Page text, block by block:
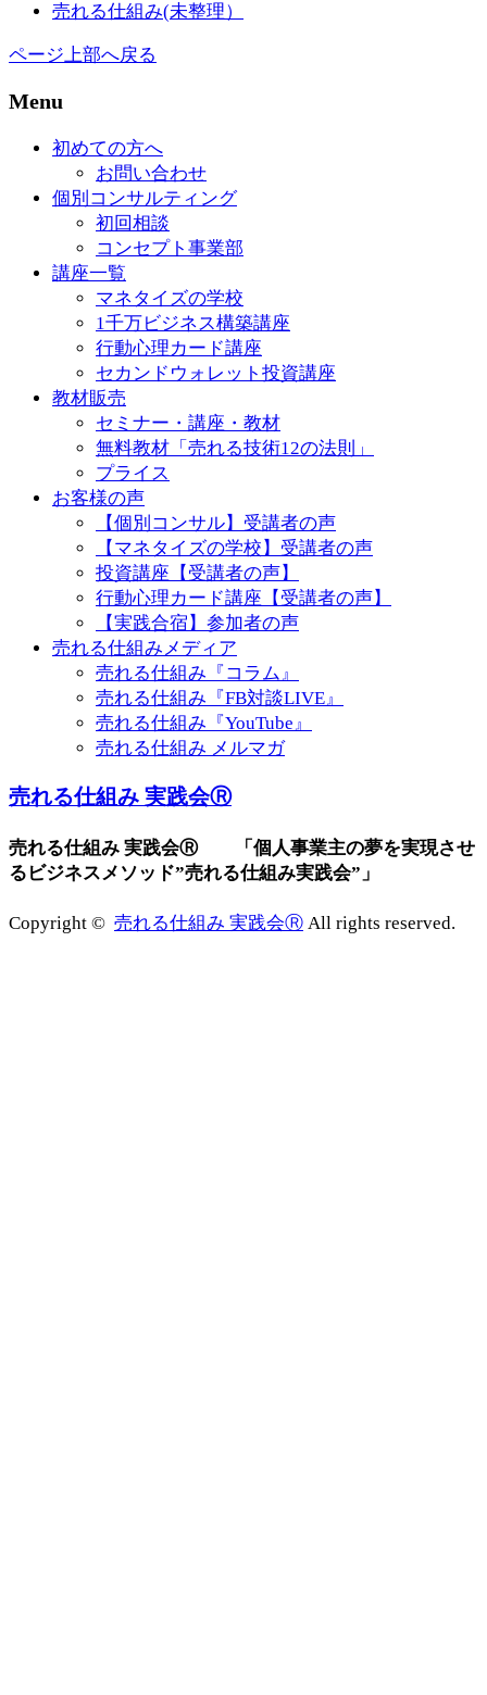
売れる仕組み(未整理）
ページ上部へ戻る
Menu
初めての方へ
お問い合わせ
個別コンサルティング
初回相談
コンセプト事業部
講座一覧
マネタイズの学校
1千万ビジネス構築講座
行動心理カード講座
セカンドウォレット投資講座
教材販売
セミナー・講座・教材
無料教材「売れる技術12の法則」
プライス
お客様の声
【個別コンサル】受講者の声
【マネタイズの学校】受講者の声
投資講座【受講者の声】
行動心理カード講座【受講者の声】
【実践合宿】参加者の声
売れる仕組みメディア
売れる仕組み『コラム』
売れる仕組み『FB対談LIVE』
売れる仕組み『YouTube』
売れる仕組み メルマガ
売れる仕組み 実践会Ⓡ
売れる仕組み 実践会Ⓡ 「個人事業主の夢を実現させ
るビジネスメソッド”売れる仕組み実践会”」
Copyright © 売れる仕組み 実践会Ⓡ All rights reserved.